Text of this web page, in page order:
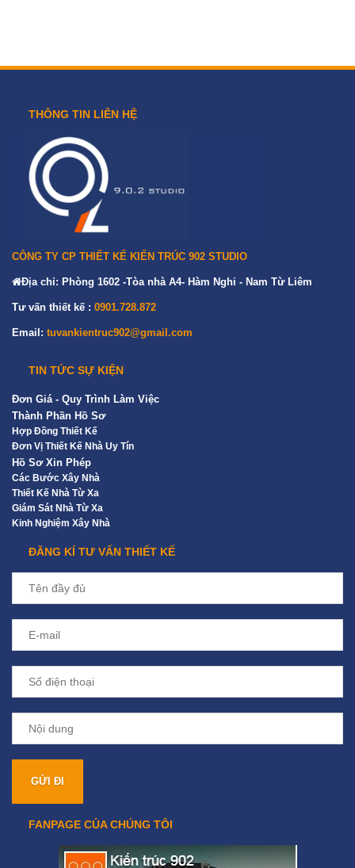
THÔNG TIN LIÊN HỆ
CÔNG TY CP THIẾT KẾ KIẾN TRÚC 902 STUDIO
Địa chỉ: Phòng 1602 -Tòa nhà A4- Hàm Nghi - Nam Từ Liêm
Tư vấn thiết kế : 0901.728.872
Email: tuvankientruc902@gmail.com
TIN TỨC SỰ KIỆN
Đơn Giá - Quy Trình Làm Việc
Thành Phần Hồ Sơ
Hợp Đồng Thiết Kế
Đơn Vị Thiết Kế Nhà Uy Tín
Hồ Sơ Xin Phép
Các Bước Xây Nhà
Thiết Kế Nhà Từ Xa
Giám Sát Nhà Từ Xa
Kinh Nghiệm Xây Nhà
ĐĂNG KÍ TƯ VẤN THIẾT KẾ
FANPAGE CỦA CHÚNG TÔI